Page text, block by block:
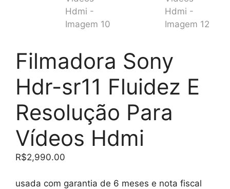
Filmadora Sony
Hdr-sr11 Fluidez E
Resolução Para
Vídeos Hdmi
R$2,990.00
usada com garantia de 6 meses e nota fiscal